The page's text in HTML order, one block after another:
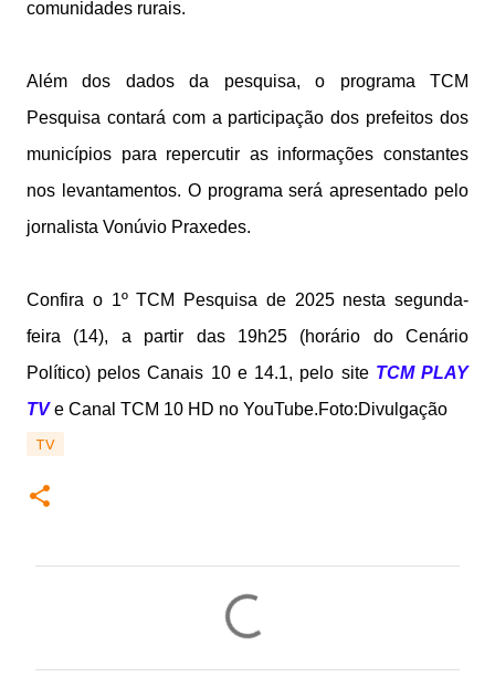
comunidades rurais.
Além dos dados da pesquisa, o programa TCM
Pesquisa contará com a participação dos prefeitos dos
municípios para repercutir as informações constantes
nos levantamentos. O programa será apresentado pelo
jornalista Vonúvio Praxedes.
Confira o 1º TCM Pesquisa de 2025 nesta segunda-
feira (14), a partir das 19h25 (horário do Cenário
Político) pelos Canais 10 e 14.1, pelo site TCM PLAY
TV e Canal TCM 10 HD no YouTube.Foto:Divulgação
TV